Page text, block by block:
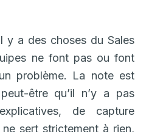
y a des choses du Sales
ne font pas ou font
problème. La note est
être qu’il n’y a pas
de capture
sert strictement à rien,